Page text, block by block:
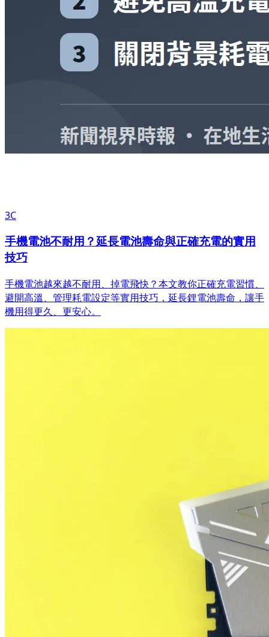
3C
手機電池不耐用？延長電池壽命與正確充電的實用
技巧
手機電池越來越不耐用、掉電飛快？本文教你正確充電習慣、
避開高溫、管理耗電設定等實用技巧，延長鋰電池壽命，讓手
機用得更久、更安心。